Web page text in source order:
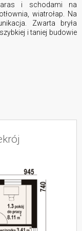
i schodami na
wiatrołap. Na
Zwarta bryła
i taniej budowie